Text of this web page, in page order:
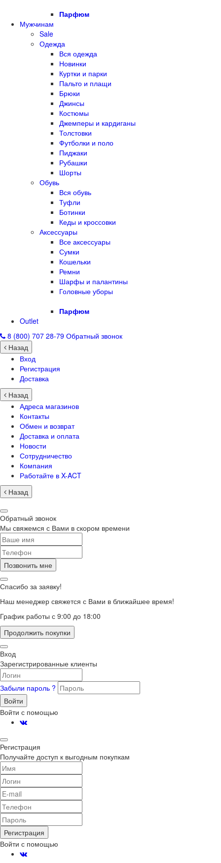
Парфюм
Мужчинам
Sale
Одежда
Вся одежда
Новинки
Куртки и парки
Пальто и плащи
Брюки
Джинсы
Костюмы
Джемперы и кардиганы
Толстовки
Футболки и поло
Пиджаки
Рубашки
Шорты
Обувь
Вся обувь
Туфли
Ботинки
Кеды и кроссовки
Аксессуары
Все аксессуары
Сумки
Кошельки
Ремни
Шарфы и палантины
Головные уборы
Парфюм
Outlet
8 (800) 707 28-79 Обратный звонок
Назад
Вход
Регистрация
Доставка
Назад
Адреса магазинов
Контакты
Обмен и возврат
Доставка и оплата
Новости
Сотрудничество
Компания
Работайте в X-ACT
Назад
Обратный звонок
Мы свяжемся с Вами в скором времени
Позвонить мне
Спасибо за заявку!
Наш менеджер свяжется с Вами в ближайшее время!
График работы с 9:00 до 18:00
Продолжить покупки
Вход
Зарегистрированные клиенты
Забыли пароль ?
Войти
Войти с помощью
Регистрация
Получайте доступ к выгодным покупкам
Регистрация
Войти с помощью